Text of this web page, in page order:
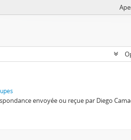
envoyée ou reçue par Diego